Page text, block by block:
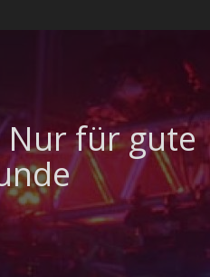
Nur für gute